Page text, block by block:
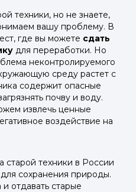
техники, но не знаете,
вашу проблему. В
где вы можете сдать
для переработки. Но
неконтролируемого
среду растет с
содержит опасные
почву и воду.
извлечь ценные
воздействие на
старой техники в России
сохранения природы.
отдавать старые